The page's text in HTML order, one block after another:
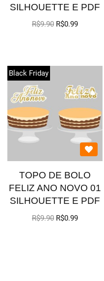
SILHOUETTE E PDF
R$9.90 R$0.99
Black Friday
TOPO DE BOLO
FELIZ ANO NOVO 01
SILHOUETTE E PDF
R$9.90 R$0.99